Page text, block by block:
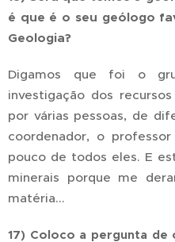
é que é o seu geólogo
Geologia?
Digamos que foi o
investigação dos
por várias pessoas, de
coordenador, o
pouco de todos eles. E
minerais porque me
matéria...
17) Coloco a pergunta